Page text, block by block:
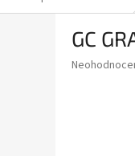
GC
Průměrné